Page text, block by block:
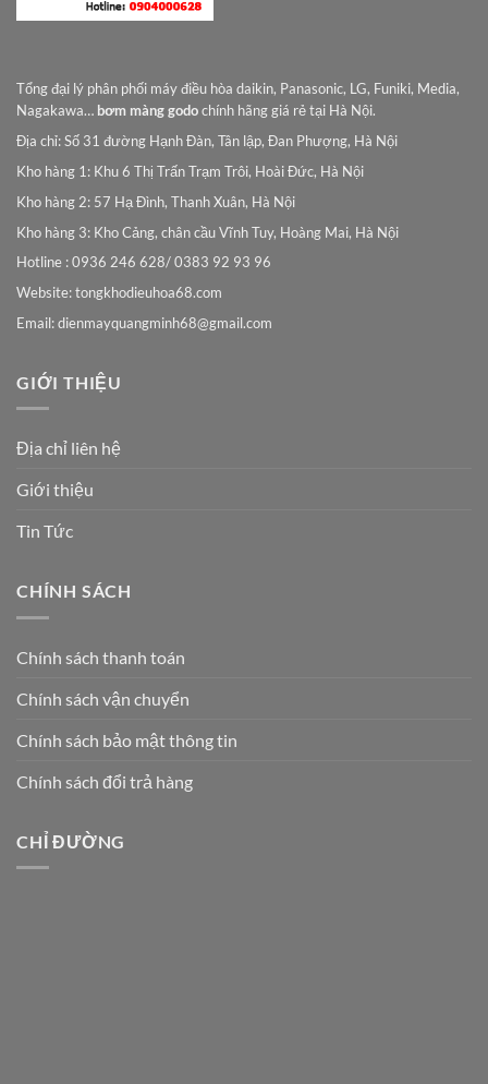
Tổng đại lý phân phối máy điều hòa daikin, Panasonic, LG, Funiki, Media,
Nagakawa… bơm màng godochính hãng giá rẻ tại Hà Nội.
Địa chỉ: Số 31 đường Hạnh Đàn, Tân lập, Đan Phượng, Hà Nội
Kho hàng 1: Khu 6 Thị Trấn Trạm Trôi, Hoài Đức, Hà Nội
Kho hàng 2: 57 Hạ Đình, Thanh Xuân, Hà Nội
Kho hàng 3: Kho Cảng, chân cầu Vĩnh Tuy, Hoàng Mai, Hà Nội
Hotline : 0936 246 628/ 0383 92 93 96
Website: tongkhodieuhoa68.com
Email:dienmayquangminh68@gmail.com
GIỚI THIỆU
Địa chỉ liên hệ
Giới thiệu
Tin Tức
CHÍNH SÁCH
Chính sách thanh toán
Chính sách vận chuyển
Chính sách bảo mật thông tin
Chính sách đổi trả hàng
CHỈ ĐƯỜNG